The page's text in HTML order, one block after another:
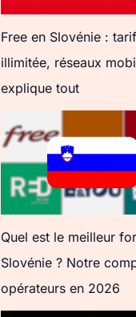
Free en Slovénie :
illimitée, réseaux
explique tout
Quel est le meilleur
Slovénie ? Notre
opérateurs en 2026